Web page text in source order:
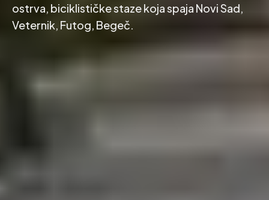
ostrva, biciklističke staze koja spaja Novi Sad,
Veternik, Futog, Begeč.